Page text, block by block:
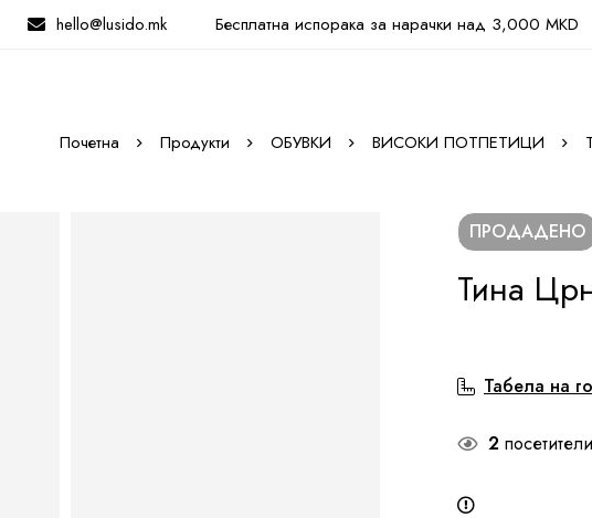
hello@lusido.mk Бесплатна испорака за нарачки над 3,000 MKD
Почетна Продукти ОБУВКИ ВИСОКИ ПОТПЕТИЦИ
ПРОДАДЕНО
Тина
Табела на
2